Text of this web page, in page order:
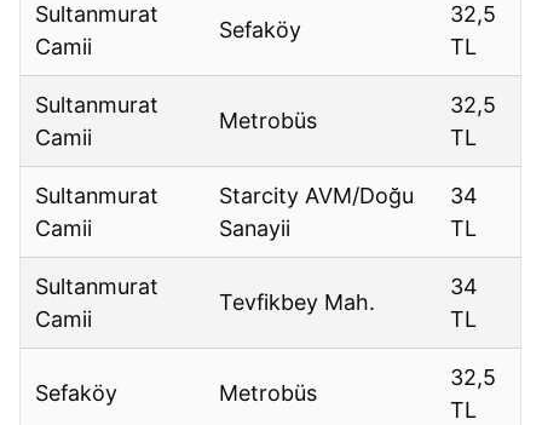
Sultanmurat
Camii
Sefaköy
32,5
TL
Sultanmurat
Camii
Metrobüs
32,5
TL
Sultanmurat
Camii
Starcity AVM/Doğu
Sanayii
34
TL
Sultanmurat
Camii
Tevfikbey Mah.
34
TL
Sefaköy Metrobüs
32,5
TL